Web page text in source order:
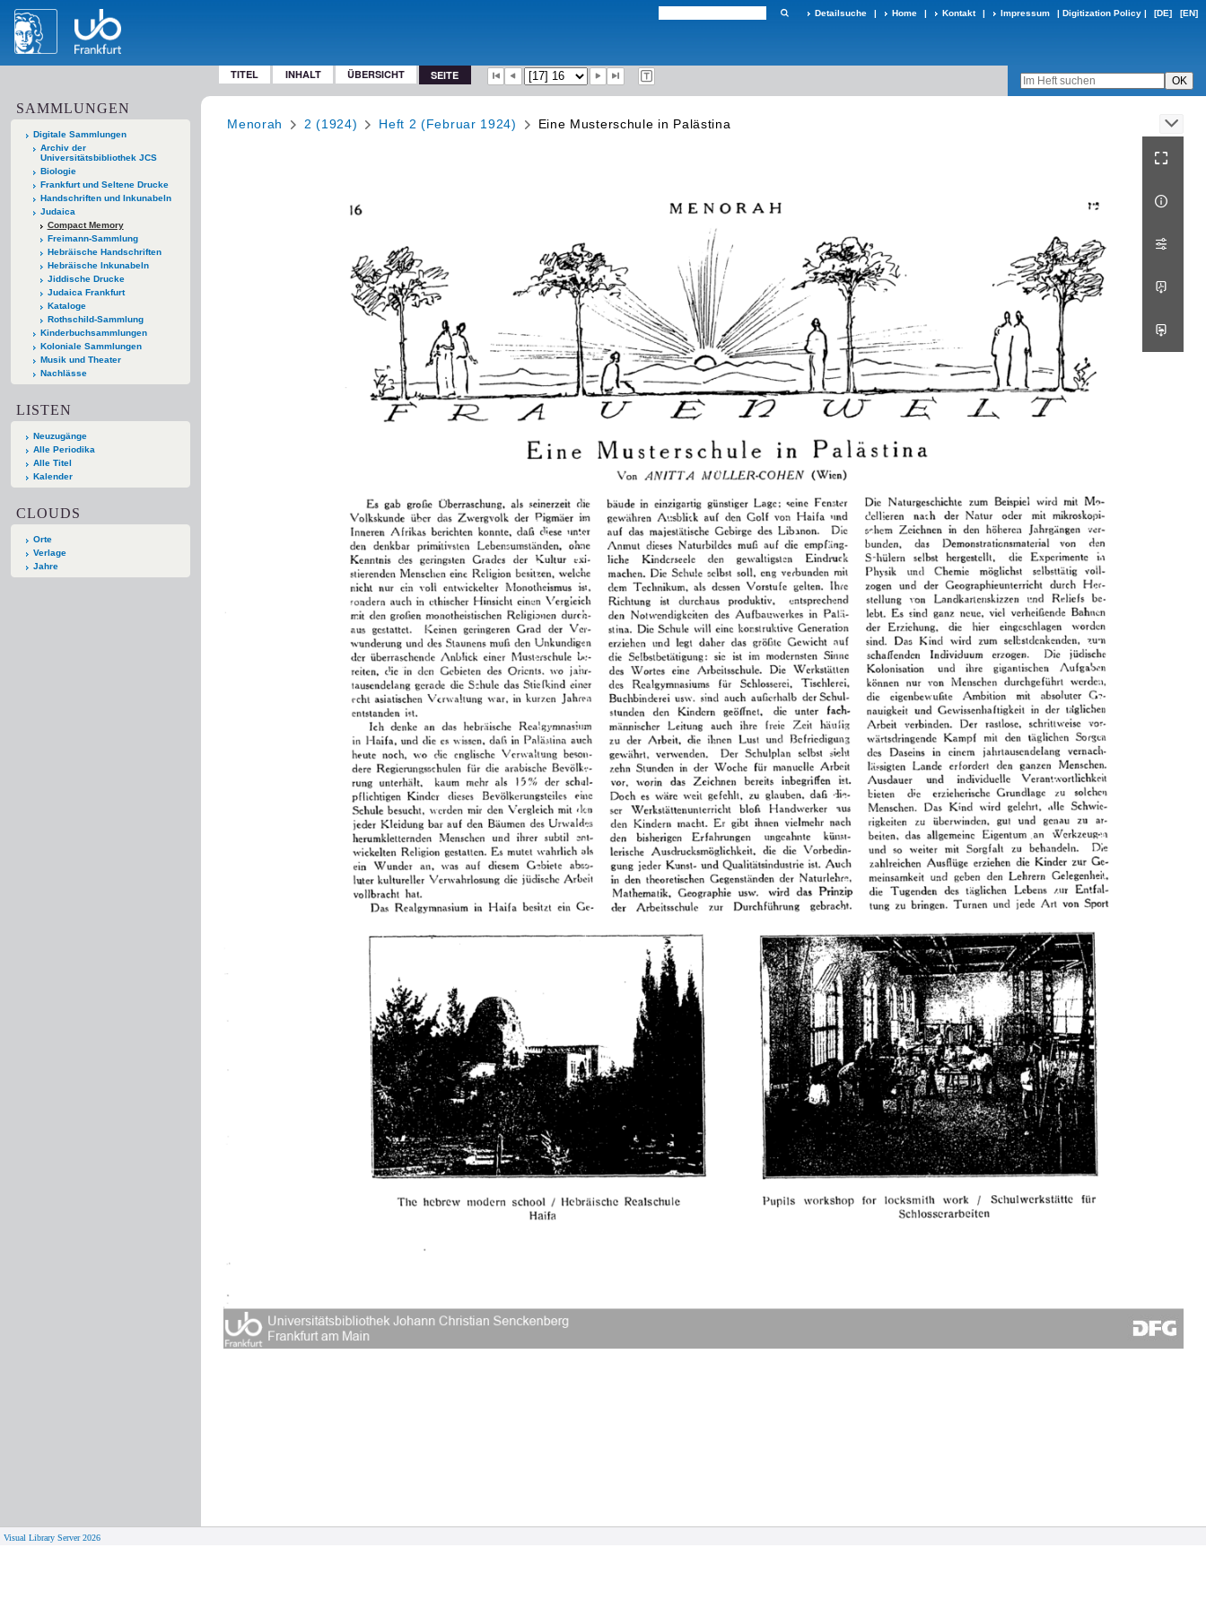
Detailsuche | Home | Kontakt | Impressum | Digitization Policy | [DE] [EN]
TITEL INHALT ÜBERSICHT SEITE
SAMMLUNGEN
Digitale Sammlungen
Archiv der
Universitätsbibliothek JCS
Biologie
Frankfurt und Seltene Drucke
Handschriften und Inkunabeln
Judaica
Compact Memory
Freimann-Sammlung
Hebräische Handschriften
Hebräische Inkunabeln
Jiddische Drucke
Judaica Frankfurt
Kataloge
Rothschild-Sammlung
Kinderbuchsammlungen
Koloniale Sammlungen
Musik und Theater
Nachlässe
LISTEN
Neuzugänge
Alle Periodika
Alle Titel
Kalender
CLOUDS
Orte
Verlage
Jahre
Menorah 2 (1924) Heft 2 (Februar 1924) Eine Musterschule in Palästina
Visual Library Server 2026